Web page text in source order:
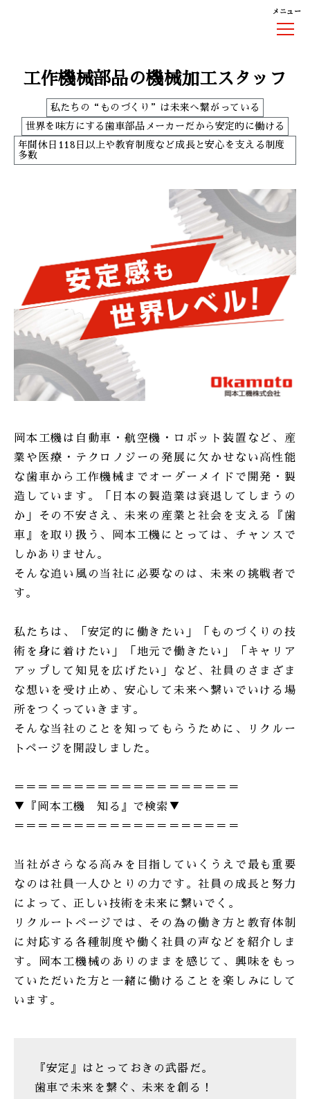
メニュー
工作機械部品の機械加工スタッフ
私たちの“ものづくり”は未来へ繋がっている
世界を味方にする歯車部品メーカーだから安定的に働ける
年間休日118日以上や教育制度など成長と安心を支える制度
多数
岡本工機は自動車・航空機・ロボット装置など、産
業や医療・テクロノジーの発展に欠かせない高性能
な歯車から工作機械までオーダーメイドで開発・製
造しています。「日本の製造業は衰退してしまうの
か」その不安さえ、未来の産業と社会を支える『歯
車』を取り扱う、岡本工機にとっては、チャンスで
しかありません。
そんな追い風の当社に必要なのは、未来の挑戦者で
す。
私たちは、「安定的に働きたい」「ものづくりの技
術を身に着けたい」「地元で働きたい」「キャリア
アップして知見を広げたい」など、社員のさまざま
な想いを受け止め、安心して未来へ繋いでいける場
所をつくっていきます。
そんな当社のことを知ってもらうために、リクルー
トページを開設しました。
＝＝＝＝＝＝＝＝＝＝＝＝＝＝＝＝＝＝＝
▼『岡本工機 知る』で検索▼
＝＝＝＝＝＝＝＝＝＝＝＝＝＝＝＝＝＝＝
当社がさらなる高みを目指していくうえで最も重要
なのは社員一人ひとりの力です。社員の成長と努力
によって、正しい技術を未来に繋いでく。
リクルートページでは、その為の働き方と教育体制
に対応する各種制度や働く社員の声などを紹介しま
す。岡本工機械のありのままを感じて、興味をもっ
ていただいた方と一緒に働けることを楽しみにして
います。
『安定』はとっておきの武器だ。
歯車で未来を繋ぐ、未来を創る！